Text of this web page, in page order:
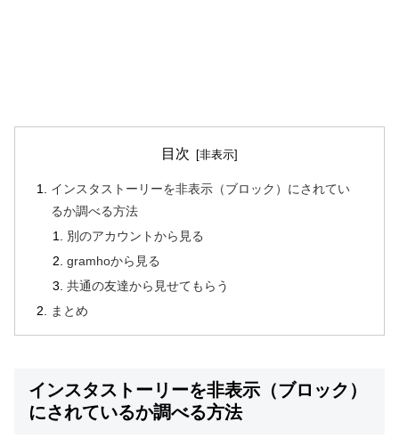
目次
インスタストーリーを非表示（ブロック）にされてい
るか調べる方法
別のアカウントから見る
gramhoから見る
共通の友達から見せてもらう
まとめ
インスタストーリーを非表示（ブロック）
にされているか調べる方法